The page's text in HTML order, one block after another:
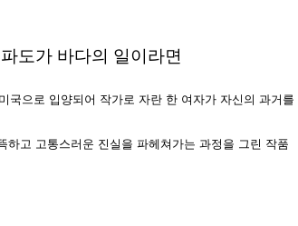
파도가 바다의 일이라면
국으로 입양되어 작가로 자란 한 여자가 자신의 과거를
하고 고통스러운 진실을 파헤쳐가는 과정을 그린 작품